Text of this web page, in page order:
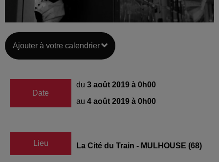
Ajouter à votre calendrier
Date
du 3 août 2019 à 0h00
au 4 août 2019 à 0h00
Lieu La Cité du Train - MULHOUSE (68)